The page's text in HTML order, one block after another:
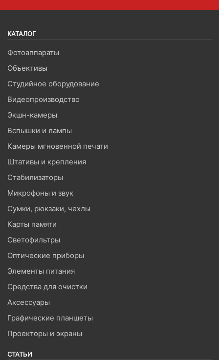
КАТАЛОГ
Фотоаппараты
Объективы
Студийное оборудование
Видеопроизводство
Экшн-камеры
Вспышки и лампы
Камеры мгновенной печати
Штативы и крепления
Стабилизаторы
Микрофоны и звук
Сумки, рюкзаки, чехлы
Карты памяти
Светофильтры
Оптические приборы
Элементы питания
Средства для очистки
Аксессуары
Графические планшеты
Проекторы и экраны
СТАТЬИ